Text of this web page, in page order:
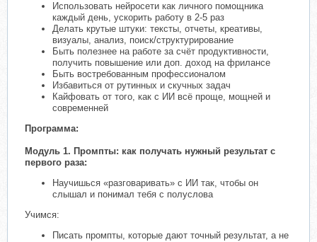
Использовать нейросети как личного помощника
каждый день, ускорить работу в 2-5 раз
Делать крутые штуки: тексты, отчеты, креативы,
визуалы, анализ, поиск/структурирование
Быть полезнее на работе за счёт продуктивности,
получить повышение или доп. доход на фрилансе
Быть востребованным профессионалом
Избавиться от рутинных и скучных задач
Кайфовать от того, как с ИИ всё проще, мощней и
современней
Программа:
Модуль 1. Промпты: как получать нужный результат с
первого раза:
Научишься «разговаривать» с ИИ так, чтобы он
слышал и понимал тебя с полуслова
Учимся:
Писать промпты, которые дают точный результат, а не